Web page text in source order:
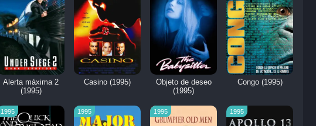
Alerta máxima 2
(1995)
Casino (1995)
Objeto de deseo
(1995)
Congo (1995)
1995 1995 1995 1995